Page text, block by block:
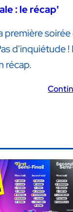
: le récap'
première
d'inquiétude !
récap.